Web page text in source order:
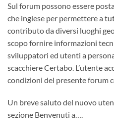
Sul forum possono essere
che inglese per permettere a
contributo da diversi luoghi
scopo fornire informazioni
sviluppatori ed utenti a
scacchiere Certabo. L’utente
condizioni del presente forum
Un breve saluto del nuovo
sezione Benvenuti a….